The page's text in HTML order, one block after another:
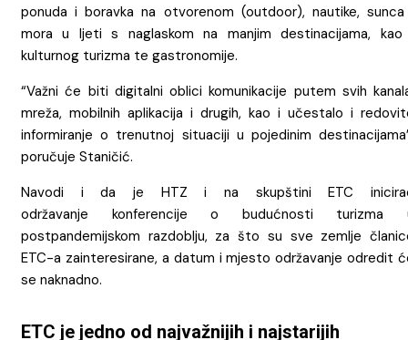
ponuda i boravka na otvorenom (outdoor), nautike,
mora u ljeti s naglaskom na manjim destinacijama,
kulturnog turizma te gastronomije.
“Važni će biti digitalni oblici komunikacije putem svih
mreža, mobilnih aplikacija i drugih, kao i učestalo i
informiranje o trenutnoj situaciji u pojedinim
poručuje Staničić.
Navodi i da je HTZ i na skupštini ETC
održavanje konferencije o budućnosti turizma
postpandemijskom razdoblju, za što su sve zemlje
ETC-a zainteresirane, a datum i mjesto održavanje odredit
se naknadno.
ETC je jedno od najvažnijih i najstarijih